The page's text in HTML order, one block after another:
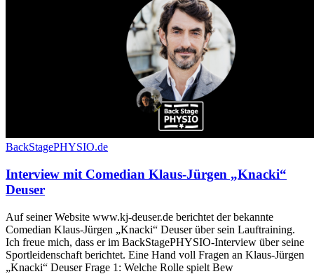
BackStagePHYSIO.de
Interview mit Comedian Klaus-Jürgen „Knacki“
Deuser
Auf seiner Website www.kj-deuser.de berichtet der bekannte
Comedian Klaus-Jürgen „Knacki“ Deuser über sein Lauftraining.
Ich freue mich, dass er im BackStagePHYSIO-Interview über seine
Sportleidenschaft berichtet. Eine Hand voll Fragen an Klaus-Jürgen
„Knacki“ Deuser Frage 1: Welche Rolle spielt Bew